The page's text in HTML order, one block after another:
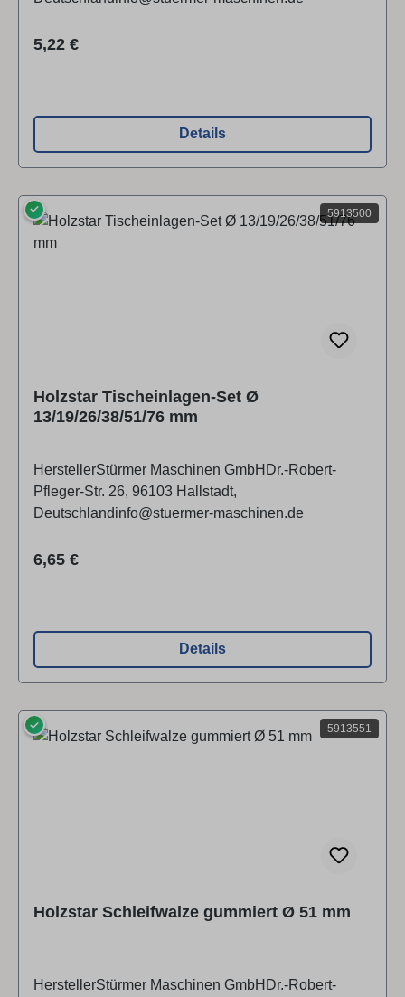
Regulärer Preis:
5,22 €
Details
5913500
✓
Holzstar Tischeinlagen-Set Ø
13/19/26/38/51/76 mm
HerstellerStürmer Maschinen GmbHDr.-Robert-
Pfleger-Str. 26, 96103 Hallstadt,
Deutschlandinfo@stuermer-maschinen.de
Regulärer Preis:
6,65 €
Details
5913551
✓
Holzstar Schleifwalze gummiert Ø 51 mm
HerstellerStürmer Maschinen GmbHDr.-Robert-